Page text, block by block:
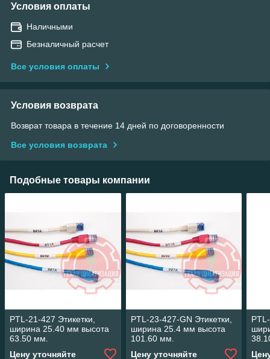
Условия оплаты
Наличными
Безналичный расчет
Все условия оплаты
Условия возврата
Возврат товара в течение 14 дней по договоренности
Все условия возврата
Подобные товары компании
PTL-21-427 Этикетки,
ширина 25.40 мм высота
63.50 мм.
Цену уточняйте
PTL-23-427-GN Этикетки,
ширина 25.4 мм высота
101.60 мм.
Цену уточняйте